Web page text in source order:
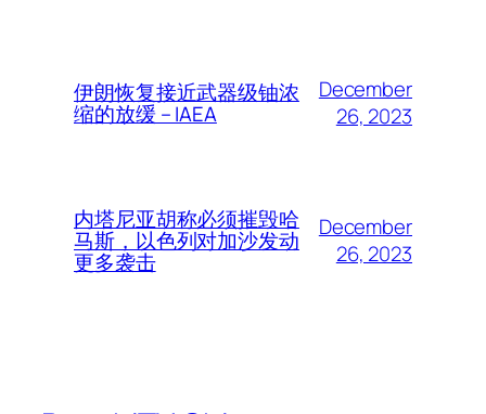
伊朗恢复接近武器级铀浓
缩的放缓 – IAEA
December
26, 2023
内塔尼亚胡称必须摧毁哈
马斯，以色列对加沙发动
更多袭击
December
26, 2023